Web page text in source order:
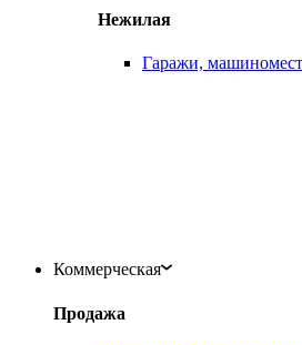
Нежилая
Гаражи,
Коммерческая
Продажа